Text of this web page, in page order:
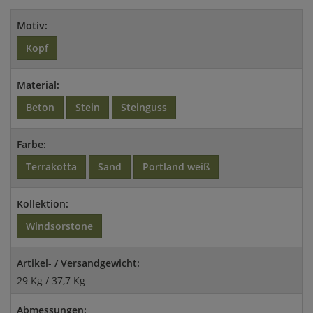
Motiv:
Kopf
Material:
Beton
Stein Steinguss
Farbe:
Terrakotta
Sand Portland weiß
Kollektion:
Windsorstone
Artikel- / Versandgewicht:
29 Kg / 37,7 Kg
Abmessungen: